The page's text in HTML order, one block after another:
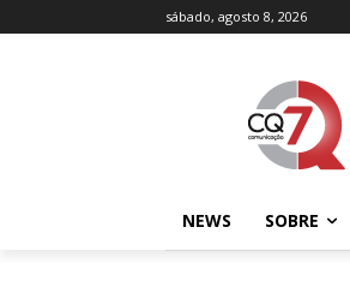
sábado, agosto 8, 2026
NEWS SOBRE